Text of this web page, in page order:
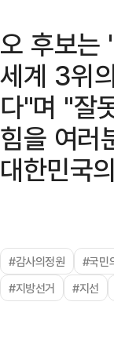
오 후보는
세계 3위
다"며 "잘
힘을 여러
대한민국
#감사의정원 #국민
#지방선거
#지선